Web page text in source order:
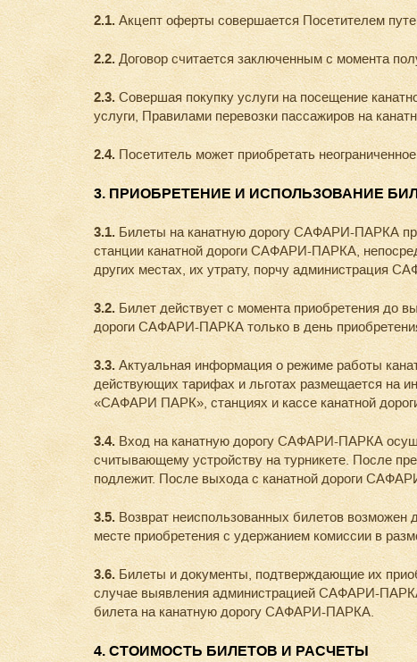
2.1.Акцепт оферты совершается Посетителем
2.2.Договор считается заключенным с момента
2.3.Совершая покупку услуги на посещение
услуги, Правилами перевозки пассажиров на
2.4. Посетитель может приобретать
3. ПРИОБРЕТЕНИЕ И ИСПОЛЬЗОВАНИЕ
3.1.Билеты на канатную дорогу САФАРИ-ПАРКА
станции канатной дороги САФАРИ-ПАРКА,
других местах, их утрату, порчу администрация
3.2. Билет действует с момента приобретения до
дороги САФАРИ-ПАРКА только в день
3.3. Актуальная информация о режиме работы
действующих тарифах и льготах размещается на
«САФАРИ ПАРК», станциях и кассе канатной
3.4.Вход на канатную дорогу САФАРИ-ПАРКА
считывающему устройству на турникете. После
подлежит. После выхода с канатной дороги
3.5.Возврат неиспользованных билетов
месте приобретения с удержанием комиссии в
3.6.Билеты и документы, подтверждающие их
случае выявления администрацией САФАРИ-
билета на канатную дорогу САФАРИ-ПАРКА.
4. СТОИМОСТЬ БИЛЕТОВ И РАСЧЕТЫ